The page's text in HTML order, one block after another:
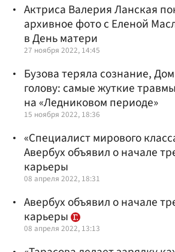
Актриса Валерия Ланская
архивное фото с Еленой
в День матери
27 ноября 2022, 14:45
Бузова теряла сознание,
голову: самые жуткие травмы
на «Ледниковом периоде»
15 ноября 2022, 18:36
«Специалист мирового
Авербух объявил о начале
карьеры
08 апреля 2022, 18:31
Авербух объявил о начале
карьеры
08 апреля 2022, 13:13